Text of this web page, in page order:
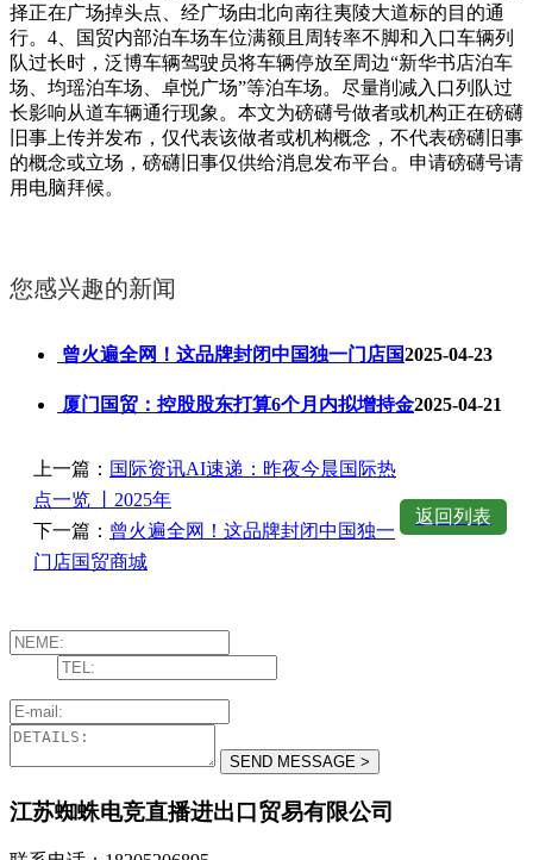
择正在广场掉头点、经广场由北向南往夷陵大道标的目的通
行。4、国贸内部泊车场车位满额且周转率不脚和入口车辆列
队过长时，泛博车辆驾驶员将车辆停放至周边“新华书店泊车
场、均瑶泊车场、卓悦广场”等泊车场。尽量削减入口列队过
长影响从道车辆通行现象。本文为磅礴号做者或机构正在磅礴
旧事上传并发布，仅代表该做者或机构概念，不代表磅礴旧事
的概念或立场，磅礴旧事仅供给消息发布平台。申请磅礴号请
用电脑拜候。
您感兴趣的新闻
曾火遍全网！这品牌封闭中国独一门店国2025-04-23
厦门国贸：控股股东打算6个月内拟增持金2025-04-21
上一篇： 国际资讯AI速递：昨夜今晨国际热
点一览 丨2025年
下一篇： 曾火遍全网！这品牌封闭中国独一
门店国贸商城
返回列表
江苏蜘蛛电竞直播进出口贸易有限公司